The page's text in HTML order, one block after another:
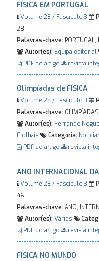
FÍSICA EM PORTUGAL
Volume 28 / Fascículo 3
28
Palavras-chave:
Autor(es): Equipa editorial
PDF do artigo
revista
Olimpíadas de FÍSICA
Volume 28 / Fascículo 3
Palavras-chave: OLIMPÍADAS
Autor(es): Fernando
Fiolhais
Categoria:
PDF do artigo
revista
ANO INTERNACIONAL
Volume 28 / Fascículo 3
46
Palavras-chave:ANO,
Autor(es):Vários
PDF do artigo
revista
FÍSICA NO MUNDO